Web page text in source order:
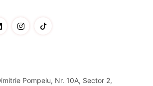
Pompeiu, Nr. 10A, Sector 2,